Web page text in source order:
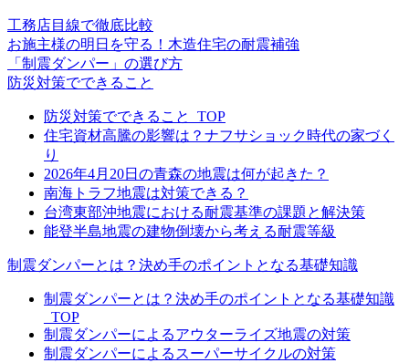
工務店目線で徹底比較
お施主様の明日を守る！木造住宅の耐震補強
「制震ダンパー」の選び方
防災対策でできること
防災対策でできること_TOP
住宅資材高騰の影響は？ナフサショック時代の家づく
り
2026年4月20日の青森の地震は何が起きた？
南海トラフ地震は対策できる？
台湾東部沖地震における耐震基準の課題と解決策
能登半島地震の建物倒壊から考える耐震等級
制震ダンパーとは？決め手のポイントとなる基礎知識
制震ダンパーとは？決め手のポイントとなる基礎知識
_TOP
制震ダンパーによるアウターライズ地震の対策
制震ダンパーによるスーパーサイクルの対策